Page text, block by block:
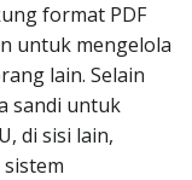
format PDF
untuk mengelola
lain. Selain
sandi untuk
di sisi lain,